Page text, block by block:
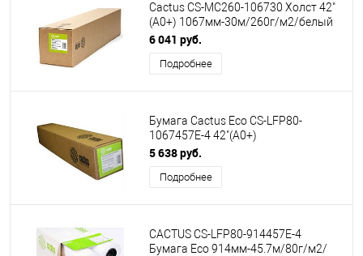
Cactus CS-MC260-106730 Холст 42"
(A0+) 1067мм-30м/260г/м2/белый
для струйной печати втулка:50.8мм
(2")
6 041 руб.
Подробнее
Бумага Cactus Eco CS-LFP80-
1067457E-4 42"(A0+)
1067мм-45.7м/80г/м2/белый
CIE155% втулка:50.8мм (2")
(упак.:4рул)
5 638 руб.
Подробнее
CACTUS CS-LFP80-914457E-4
Бумага Eco 914мм-45.7м/80г/м2/